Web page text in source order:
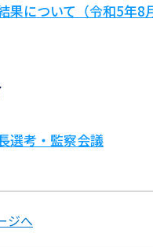
果について（令和5年8
選考・監察会議
ジへ